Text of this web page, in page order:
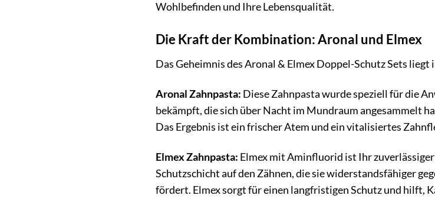
Wohlbefinden und Ihre Lebensqualität.
Die Kraft der Kombination: Aronal und Elmex
Das Geheimnis des Aronal & Elmex Doppel-Schutz Sets
Aronal Zahnpasta: Diese Zahnpasta wurde speziell für die
bekämpft, die sich über Nacht im Mundraum angesammelt
Das Ergebnis ist ein frischer Atem und ein vitalisiertes
Elmex Zahnpasta: Elmex mit Aminfluorid ist Ihr
Schutzschicht auf den Zähnen, die sie widerstandsfähiger
fördert. Elmex sorgt für einen langfristigen Schutz und hilft,